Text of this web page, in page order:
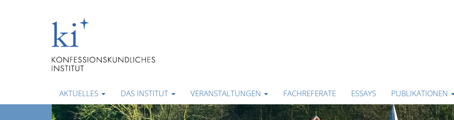
AKTUELLES DAS INSTITUT VERANSTALTUNGEN FACHREFERATE ESSAYS PUBLIKATIONEN